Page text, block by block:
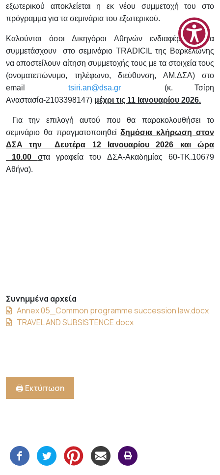
εξωτερικού αποκλείεται η εκ νέου συμμετοχή του στο
πρόγραμμα για τα σεμινάρια του εξωτερικού.
Καλούνται όσοι Δικηγόροι Αθηνών ενδιαφέρονται να
συμμετάσχουν στο σεμινάριο TRADICIL της Βαρκελώνης
να αποστείλουν αίτηση συμμετοχής τους με τα στοιχεία τους
(ονοματεπώνυμο, τηλέφωνο, διεύθυνση, ΑΜ.ΔΣΑ) στο
emailtsiri.an@dsa.gr (κ. Τσίρη
Αναστασία-2103398147) μέχρι τις 11 ανουαρίου 2026.
Για την επιλογή αυτού που θα παρακολουθήσει το
σεμινάριο θα πραγματοποιηθεί δημόσια κλήρωση στον
ΔΣΑ την Δευτέρα 12 Ιανουαρίου 2026 και ώρα
10.00 στα γραφεία του ΔΣΑ-Ακαδημίας 60-ΤΚ.10679
Αθήνα).
Συνημμένα αρχεία
Annex 05_Common programme succession law.docx
TRAVEL AND SUBSΙSTENCE.docx
🖨️ Εκτύπωση